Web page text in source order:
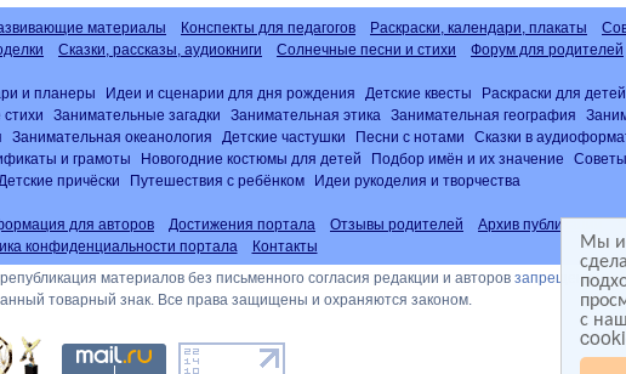
Мы
с
материалы Конспекты для педагогов Раскраски, календари, плакаты
Сказки, рассказы, аудиокниги Солнечные песни и стихи Форум для родителей
и планеры Идеи и сценарии для дня рождения Детские квесты Раскраски для детей
стихи Занимательные загадки Занимательная этика Занимательная география
Занимательная океанология Детские частушки Песни с нотами Сказки в
и грамоты Новогодние костюмы для детей Подбор имён и их значение
Детские причёски Путешествия с ребёнком Идеи рукоделия и творчества
для авторов Достижения портала Отзывы родителей Архив публикаций
конфиденциальности портала
Контакты
материалов без письменного согласия редакции и авторов запрещена
товарный знак. Все права защищены и охраняются законом.